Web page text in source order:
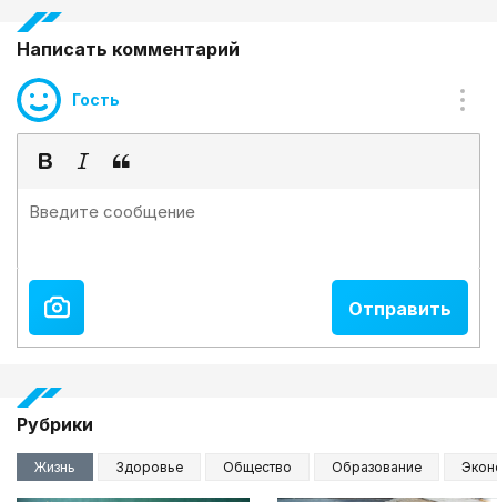
Написать комментарий
Гость
Рубрики
Жизнь Здоровье Общество Образование